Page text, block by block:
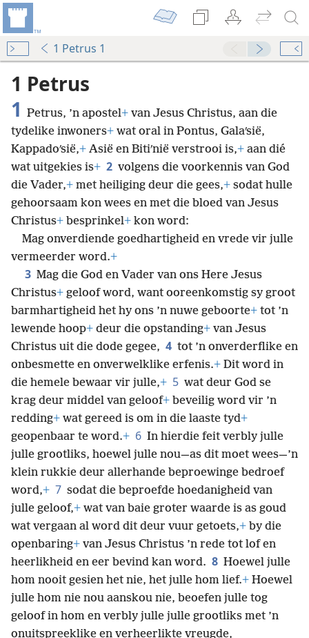
1 Petrus 1
1 Petrus
1 Petrus, ’n apostel+ van Jesus Christus, aan die
tydelike inwoners+ wat oral in Pontus, Galaʹsië,
Kappadoʹsië,+ Asië en Bitiʹnië verstrooi is,+ aan dié
wat uitgekies is+ 2 volgens die voorkennis van God
die Vader,+ met heiliging deur die gees,+ sodat hulle
gehoorsaam kon wees en met die bloed van Jesus
Christus+ besprinkel+ kon word:
Mag onverdiende goedhartigheid en vrede vir julle
vermeerder word.+
3 Mag die God en Vader van ons Here Jesus
Christus+ geloof word, want ooreenkomstig sy groot
barmhartigheid het hy ons ’n nuwe geboorte+ tot ’n
lewende hoop+ deur die opstanding+ van Jesus
Christus uit die dode gegee, 4 tot ’n onverderflike en
onbesmette en onverwelklike erfenis.+ Dit word in
die hemele bewaar vir julle,+ 5 wat deur God se
krag deur middel van geloof+ beveilig word vir ’n
redding+ wat gereed is om in die laaste tyd+
geopenbaar te word.+ 6 In hierdie feit verbly julle
julle grootliks, hoewel julle nou—as dit moet wees—’n
klein rukkie deur allerhande beproewinge bedroef
word,+ 7 sodat die beproefde hoedanigheid van
julle geloof,+ wat van baie groter waarde is as goud
wat vergaan al word dit deur vuur getoets,+ by die
openbaring+ van Jesus Christus ’n rede tot lof en
heerlikheid en eer bevind kan word. 8 Hoewel julle
hom nooit gesien het nie, het julle hom lief.+ Hoewel
julle hom nie nou aanskou nie, beoefen julle tog
geloof in hom en verbly julle julle grootliks met ’n
onuitspreeklike en verheerlikte vreugde,